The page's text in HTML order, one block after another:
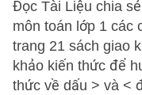
Đọc Tài Liệu chia
môn toán lớp 1 các
trang 21 sách giao
khảo kiến thức để
thức về dấu > và <